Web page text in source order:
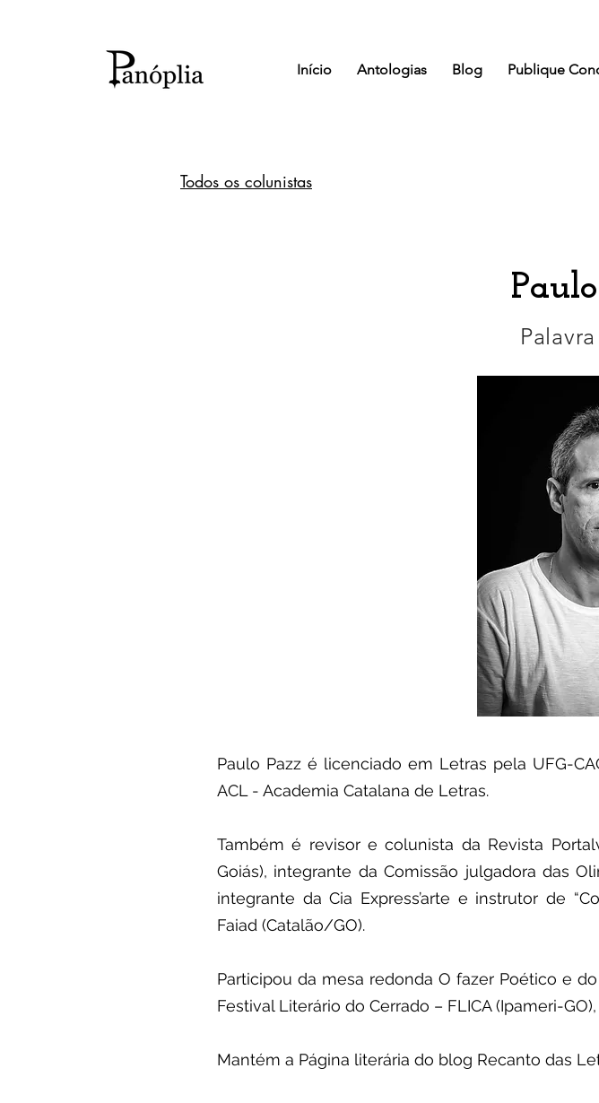
Início Antologias Blog Publique
Todos os colunistas
Paulo Pazz é licenciado em Letras pela UFG-
ACL - Academia Catalana de Letras.
Também é revisor e colunista da Revista
Goiás), integrante da Comissão julgadora das
integrante da Cia Express’arte e instrutor de
Faiad (Catalão/GO).
Participou da mesa redonda O fazer Poético e
Festival Literário do Cerrado – FLICA (Ipameri-GO),
Mantém a Página literária do blog Recanto das